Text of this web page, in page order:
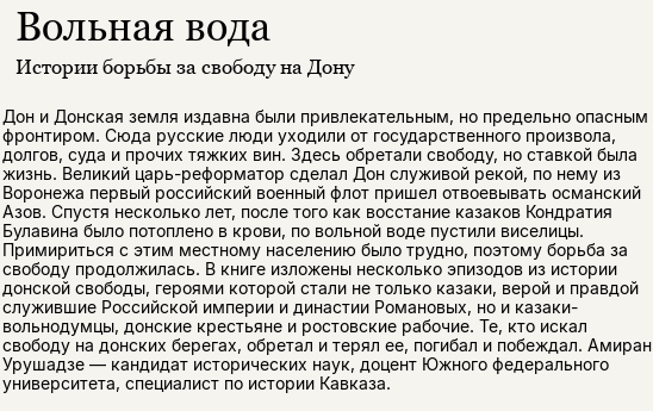
Вольная вода
Истории борьбы за свободу на Дону
Дон и Донская земля издавна были привлекательным, но предельно опасным
фронтиром. Сюда русские люди уходили от государственного произвола,
долгов, суда и прочих тяжких вин. Здесь обретали свободу, но ставкой была
жизнь. Великий царь-реформатор сделал Дон служивой рекой, по нему из
Воронежа первый российский военный флот пришел отвоевывать османский
Азов. Спустя несколько лет, после того как восстание казаков Кондратия
Булавина было потоплено в крови, по вольной воде пустили виселицы.
Примириться с этим местному населению было трудно, поэтому борьба за
свободу продолжилась. В книге изложены несколько эпизодов из истории
донской свободы, героями которой стали не только казаки, верой и правдой
служившие Российской империи и династии Романовых, но и казаки-
вольнодумцы, донские крестьяне и ростовские рабочие. Те, кто искал
свободу на донских берегах, обретал и терял ее, погибал и побеждал. Амиран
Урушадзе — кандидат исторических наук, доцент Южного федерального
университета, специалист по истории Кавказа.